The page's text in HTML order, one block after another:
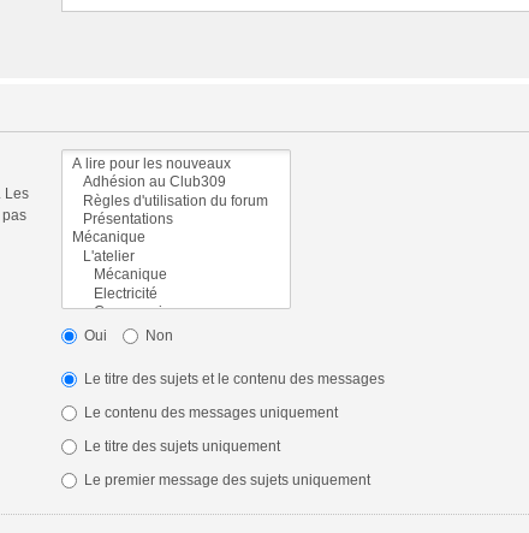
Les
Oui Non
Le titre des sujets et le contenu des messages
Le contenu des messages uniquement
Le titre des sujets uniquement
Le premier message des sujets uniquement